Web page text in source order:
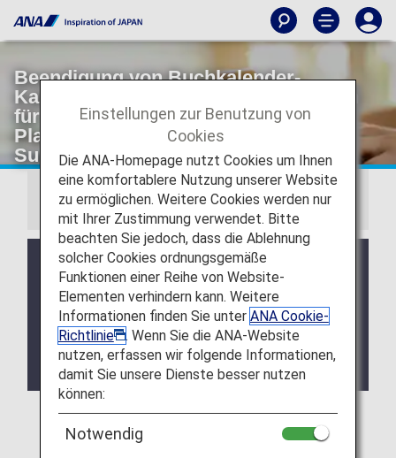
Beendigung von Buchkalender-,
Kalender- und Notizbuch-Geschenken
für Diamond Service-Mitglieder und
Platinum Service-Mitglieder sowie für
Super Flyers-Mitglieder
Wichtiger Hinweis
Vielen Dank für Ihre Unterstützung der ANA Group.
Die Geschenke von Buchkalendern und Kalendern
für Diamond Service- und Platinum Service-
Mitglieder sowie die exklusiven Notizbücher und
Kalenderservices für Super Flyers-Mitglieder
werden wie im Folgenden beschrieben beendet.
Wir bitten um Ihr Verständnis.
Buchkalender
Einstellungen zur Benutzung von
Cookies
Die ANA-Homepage nutzt Cookies um Ihnen
eine komfortablere Nutzung unserer Website
zu ermöglichen. Weitere Cookies werden nur
mit Ihrer Zustimmung verwendet. Bitte
beachten Sie jedoch, dass die Ablehnung
solcher Cookies ordnungsgemäße
Funktionen einer Reihe von Website-
Elementen verhindern kann. Weitere
Informationen finden Sie unter ANA Cookie-
Richtlinie
. Wenn Sie die ANA-Website
nutzen, erfassen wir folgende Informationen,
damit Sie unsere Dienste besser nutzen
können:
Notwendig